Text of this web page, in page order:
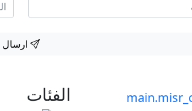
ارسال
الفئات